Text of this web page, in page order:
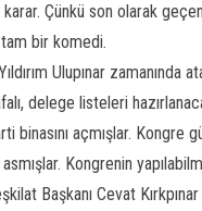
Çünkü son olarak
bir komedi.
Ulupınar zamanında
delege listeleri
binasını açmışlar. Kongre
Kongrenin
Başkanı Cevat